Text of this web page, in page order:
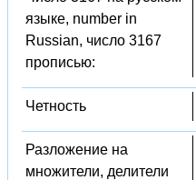
языке, number in
Russian, число 3167
прописью:
Четность
Разложение на
множители, делители